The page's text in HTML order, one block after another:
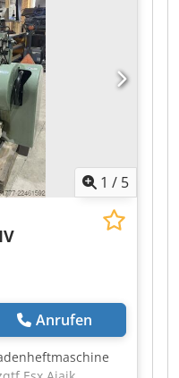
Inspection by
Dcedozquirepfx
- Available
1 / 5
Anrufen